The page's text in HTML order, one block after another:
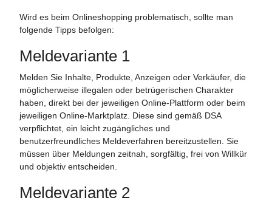
Wird es beim Onlineshopping problematisch, sollte man
folgende Tipps befolgen:
Meldevariante 1
Melden Sie Inhalte, Produkte, Anzeigen oder Verkäufer, die
möglicherweise illegalen oder betrügerischen Charakter
haben, direkt bei der jeweiligen Online-Plattform oder beim
jeweiligen Online-Marktplatz. Diese sind gemäß DSA
verpflichtet, ein leicht zugängliches und
benutzerfreundliches Meldeverfahren bereitzustellen. Sie
müssen über Meldungen zeitnah, sorgfältig, frei von Willkür
und objektiv entscheiden.
Meldevariante 2